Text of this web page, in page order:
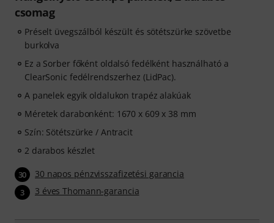
csomag
Préselt üvegszálból készült és sötétszürke szövetbe
burkolva
Ez a Sorber főként oldalsó fedélként használható a
ClearSonic fedélrendszerhez (LidPac).
A panelek egyik oldalukon trapéz alakúak
Méretek darabonként: 1670 x 609 x 38 mm
Szín: Sötétszürke / Antracit
2 darabos készlet
30 30 napos pénzvisszafizetési garancia
3 3 éves Thomann-garancia